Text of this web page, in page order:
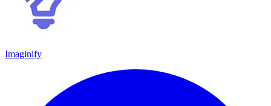
Imaginify